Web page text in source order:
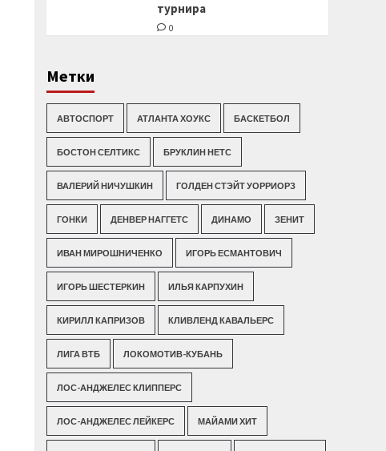
турнира
0
Метки
АВТОСПОРТ АТЛАНТА ХОУКС БАСКЕТБОЛ
БОСТОН СЕЛТИКС БРУКЛИН НЕТС
ВАЛЕРИЙ НИЧУШКИН ГОЛДЕН СТЭЙТ УОРРИОРЗ
ГОНКИ ДЕНВЕР НАГГЕТС ДИНАМО ЗЕНИТ
ИВАН МИРОШНИЧЕНКО ИГОРЬ ЕСМАНТОВИЧ
ИГОРЬ ШЕСТЕРКИН ИЛЬЯ КАРПУХИН
КИРИЛЛ КАПРИЗОВ КЛИВЛЕНД КАВАЛЬЕРС
ЛИГА ВТБ ЛОКОМОТИВ-КУБАНЬ
ЛОС-АНДЖЕЛЕС КЛИППЕРС
ЛОС-АНДЖЕЛЕС ЛЕЙКЕРС МАЙАМИ ХИТ